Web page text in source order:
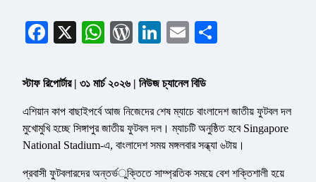
Facebook
X WhatsApp
WordPress
LinkedIn
Email
স্টাফ রিপোর্টার | ৩১ মার্চ ২০২৬ | নিউজ চ্যানেল বিডি
এশিয়ান কাপ বাছাইপর্বে আজ নিজেদের শেষ ম্যাচে বাংলাদেশ জাতীয় ফুটবল দল
মুখোমুখি হচ্ছে সিঙ্গাপুর জাতীয় ফুটবল দল। ম্যাচটি অনুষ্ঠিত হবে Singapore
National Stadium-এ, বাংলাদেশ সময় মঙ্গলবার সন্ধ্যা ৬টায়।
প্রবাসী ফুটবলারদের অন্তর্ভুক্তিতে সাম্প্রতিক সময়ে বেশ শক্তিশালী হয়ে